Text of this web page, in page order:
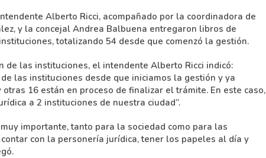
Alberto Ricci, acompañado por la coordinadora de
y la concejal Andrea Balbuena entregaron libros de
totalizando 54 desde que comenzó la gestión.
de las instituciones, el intendente Alberto Ricci indicó:
las instituciones desde que iniciamos la gestión y ya
16 están en proceso de finalizar el trámite. En este caso,
a 2 instituciones de nuestra ciudad”.
importante, tanto para la sociedad como para las
con la personería jurídica, tener los papeles al día y